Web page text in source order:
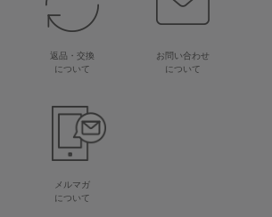
返品・交換
について
お問い合わせ
について
メルマガ
について